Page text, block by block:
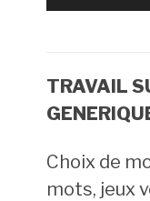
audio
TRAVAIL
Choix de
mots, jeux